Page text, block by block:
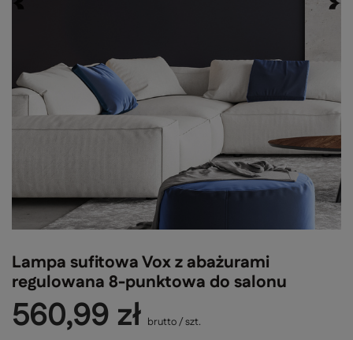
Lampa sufitowa Vox z abażurami
regulowana 8-punktowa do salonu
560,99 zł brutto/szt.